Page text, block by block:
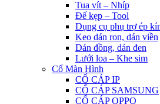
Tua vít – Nhíp
Đế kẹp – Tool
Dụng cụ phụ trợ ép
Keo dán ron, dán viền
Dán đồng, dán đen
Lưới loa – Khe sim
Cổ Màn Hình
CỔ CÁP IP
CỔ CÁP SAMSUNG
CỔ CÁP OPPO